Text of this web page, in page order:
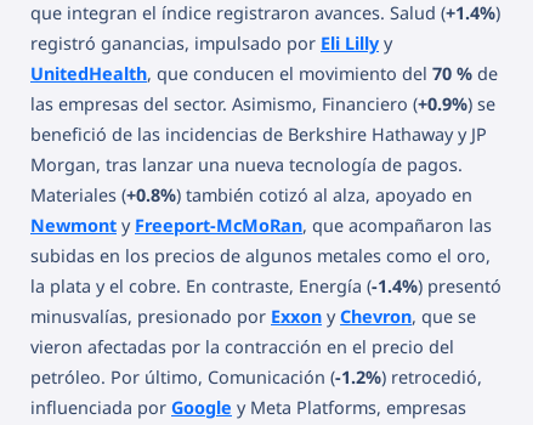
que integran el índice registraron avances. Salud (+1.4%)
registró ganancias, impulsado por Eli Lilly y
UnitedHealth, que conducen el movimiento del 70 % de
las empresas del sector. Asimismo, Financiero (+0.9%) se
benefició de las incidencias de Berkshire Hathaway y JP
Morgan, tras lanzar una nueva tecnología de pagos.
Materiales (+0.8%) también cotizó al alza, apoyado en
Newmont y Freeport-McMoRan, que acompañaron las
subidas en los precios de algunos metales como el oro,
la plata y el cobre. En contraste, Energía (-1.4%) presentó
minusvalías, presionado por Exxon yChevron, que se
vieron afectadas por la contracción en el precio del
petróleo. Por último, Comunicación (-1.2%) retrocedió,
influenciada por Google y Meta Platforms, empresas